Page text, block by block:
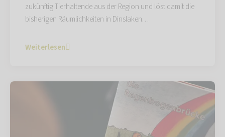
zukünftig Tierhaltende aus der Region und löst damit die
bisherigen Räumlichkeiten in Dinslaken…
Weiterlesen